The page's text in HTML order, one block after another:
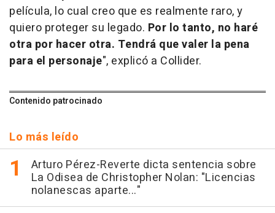
película, lo cual creo que es realmente raro, y
quiero proteger su legado. Por lo tanto, no haré
otra por hacer otra. Tendrá que valer la pena
para el personaje", explicó a Collider.
Contenido patrocinado
Lo más leído
Arturo Pérez-Reverte dicta sentencia sobre
La Odisea de Christopher Nolan: "Licencias
nolanescas aparte..."